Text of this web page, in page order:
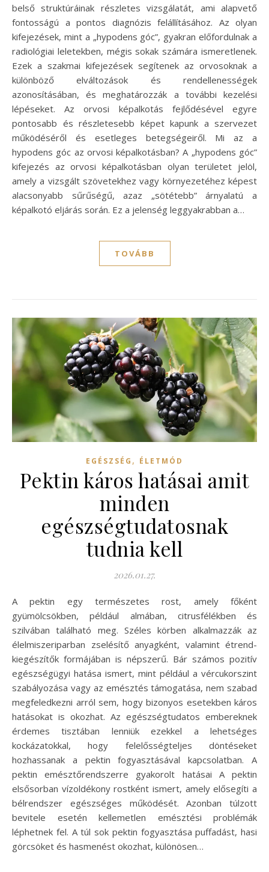
belső struktúráinak részletes vizsgálatát, ami alapvető
fontosságú a pontos diagnózis felállításához. Az olyan
kifejezések, mint a „hypodens góc”, gyakran előfordulnak a
radiológiai leletekben, mégis sokak számára ismeretlenek.
Ezek a szakmai kifejezések segítenek az orvosoknak a
különböző elváltozások és rendellenességek
azonosításában, és meghatározzák a további kezelési
lépéseket. Az orvosi képalkotás fejlődésével egyre
pontosabb és részletesebb képet kapunk a szervezet
működéséről és esetleges betegségeiről. Mi az a
hypodens góc az orvosi képalkotásban? A „hypodens góc”
kifejezés az orvosi képalkotásban olyan területet jelöl,
amely a vizsgált szövetekhez vagy környezetéhez képest
alacsonyabb sűrűségű, azaz „sötétebb” árnyalatú a
képalkotó eljárás során. Ez a jelenség leggyakrabban a…
TOVÁBB
EGÉSZSÉG , ÉLETMÓD
Pektin káros hatásai amit
minden
egészségtudatosnak
tudnia kell
2026.01.27.
A pektin egy természetes rost, amely főként
gyümölcsökben, például almában, citrusfélékben és
szilvában található meg. Széles körben alkalmazzák az
élelmiszeriparban zselésítő anyagként, valamint étrend-
kiegészítők formájában is népszerű. Bár számos pozitív
egészségügyi hatása ismert, mint például a vércukorszint
szabályozása vagy az emésztés támogatása, nem szabad
megfeledkezni arról sem, hogy bizonyos esetekben káros
hatásokat is okozhat. Az egészségtudatos embereknek
érdemes tisztában lenniük ezekkel a lehetséges
kockázatokkal, hogy felelősségteljes döntéseket
hozhassanak a pektin fogyasztásával kapcsolatban. A
pektin emésztőrendszerre gyakorolt hatásai A pektin
elsősorban vízoldékony rostként ismert, amely elősegíti a
bélrendszer egészséges működését. Azonban túlzott
bevitele esetén kellemetlen emésztési problémák
léphetnek fel. A túl sok pektin fogyasztása puffadást, hasi
görcsöket és hasmenést okozhat, különösen…